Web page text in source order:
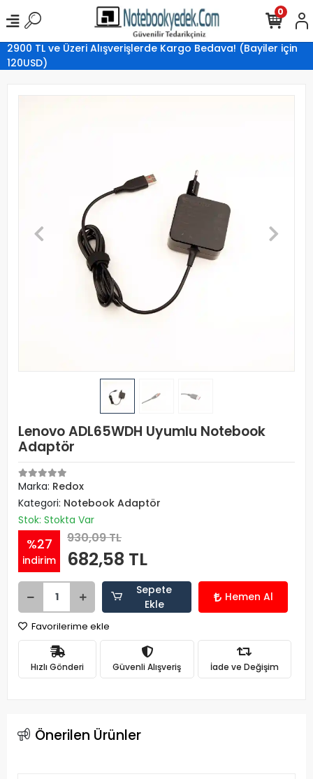
2900 TL ve Üzeri Alışverişlerde Kargo Bedava! (Bayiler için
120USD)
0
Lenovo ADL65WDH Uyumlu Notebook
Adaptör
Marka: Redox
Kategori: Notebook Adaptör
Stok: Stokta Var
%27
indirim
930,09 TL
682,58 TL
Sepete
Ekle
Hemen Al
Favorilerime ekle
Hızlı Gönderi Güvenli Alışveriş İade ve Değişim
Önerilen Ürünler